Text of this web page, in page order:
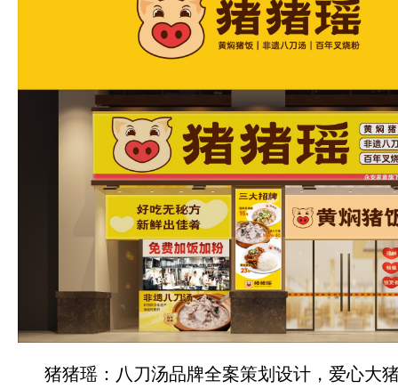
猪猪瑶：八刀汤品牌全案策划设计，爱心大